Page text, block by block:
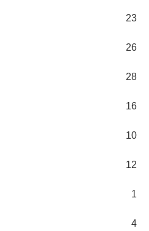
23
26
28
16
10
12
1
4